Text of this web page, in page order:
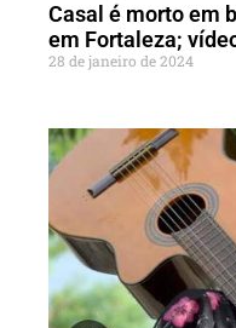
Casal é morto em
em Fortaleza;
28 de janeiro de 2024